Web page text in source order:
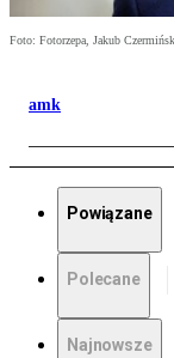
Foto: Fotorzepa, Jakub
amk
Powiązane
Polecane
Najnowsze